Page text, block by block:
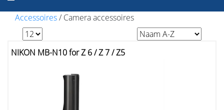
Accessoires/ Camera accessoires
NIKON MB-N10 for Z 6 / Z 7 / Z5